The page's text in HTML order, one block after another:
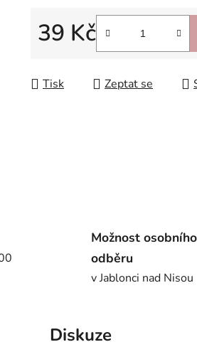
39 Kč
Měrná cena:
Tisk Zeptat se
Možnost osobního
odběru
v Jablonci nad Nisou
Diskuze